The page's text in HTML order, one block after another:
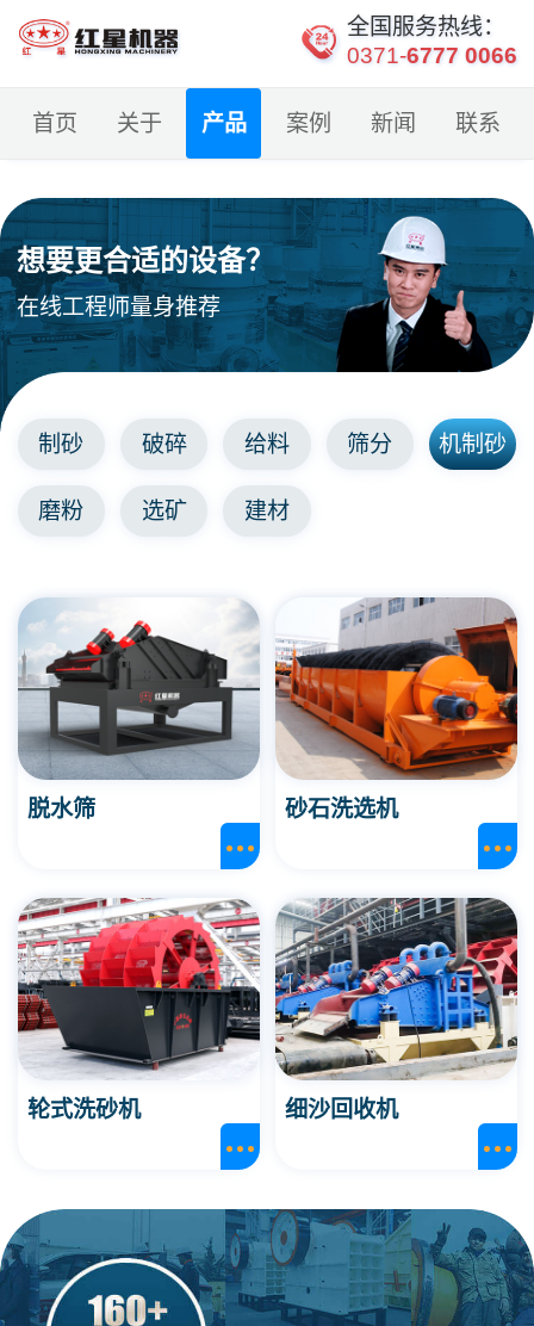
全国服务热线：
0371-6777 0066
首页 关于 产品 案例 新闻 联系
想要更合适的设备？
在线工程师量身推荐
制砂 破碎 给料 筛分 机制砂
磨粉 选矿 建材
脱水筛 砂石洗选机
轮式洗砂机 细沙回收机